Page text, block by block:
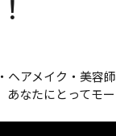
アメイク・美容
なたにとってモ